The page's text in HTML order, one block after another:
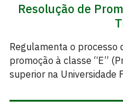
Resolução de
Regulamenta o processo
promoção à classe “E”
superior na Universidade